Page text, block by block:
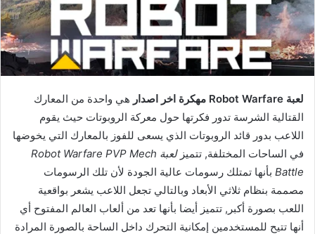
لعبة Robot Warfare مهكرة اخر اصدار
هي واحدة من المعارك
القتالية الشرسة تدور فكرتها حول معركة الروبوتات حيث يقوم
اللاعب بدور قائد الروبوتات الذي يسعى للفوز بالمعارك التي يخوضها
في الساحات المختلفة, تتميز
لعبة Robot Warfare PVP Mech
Battle بأنها تمتلك رسومات عالية الجودة لأن تلك الرسومات
مصممة بنظام ثلاثي الأبعاد وبالتالي تجعل اللاعب يشعر بواقعية
اللعب بصورة أكبر, تتميز أيضا بأنها تعد من ألعاب العالم المفتوح أي
أنها تتيح للمستخدمين إمكانية التحرك داخل الساحة بالصورة المرادة